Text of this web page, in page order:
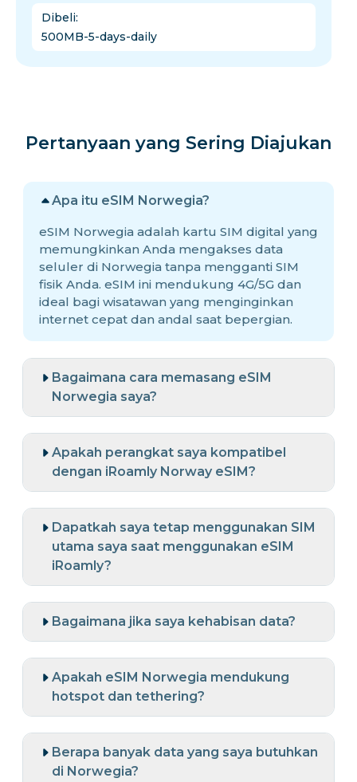
Dibeli:
500MB-5-days-daily
Pertanyaan yang Sering Diajukan
Apa itu eSIM Norwegia?
eSIM Norwegia adalah kartu SIM digital yang
memungkinkan Anda mengakses data
seluler di Norwegia tanpa mengganti SIM
fisik Anda. eSIM ini mendukung 4G/5G dan
ideal bagi wisatawan yang menginginkan
internet cepat dan andal saat bepergian.
Bagaimana cara memasang eSIM
Norwegia saya?
Apakah perangkat saya kompatibel
dengan iRoamly Norway eSIM?
Dapatkah saya tetap menggunakan SIM
utama saya saat menggunakan eSIM
iRoamly?
Bagaimana jika saya kehabisan data?
Apakah eSIM Norwegia mendukung
hotspot dan tethering?
Berapa banyak data yang saya butuhkan
di Norwegia?